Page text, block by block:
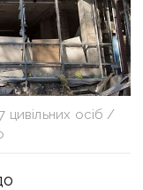
цивільних осіб /